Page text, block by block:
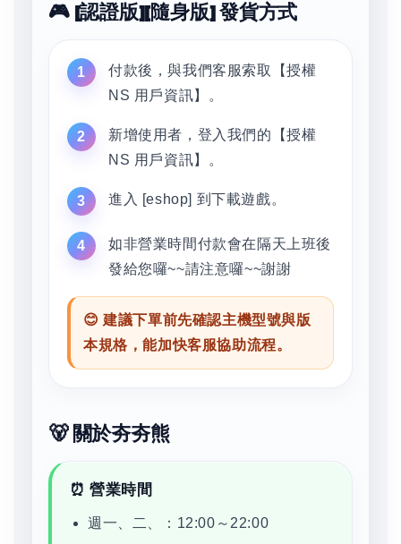
🎮 [認證版][隨身版] 發貨方式
付款後，與我們客服索取【授權
NS 用戶資訊】。
新增使用者，登入我們的【授權
NS 用戶資訊】。
進入 [eshop] 到下載遊戲。
如非營業時間付款會在隔天上班後
發給您囉~~請注意囉~~謝謝
😊 建議下單前先確認主機型號與版
本規格，能加快客服協助流程。
🐻 關於夯夯熊
⏰ 營業時間
週一、二、：12:00～22:00